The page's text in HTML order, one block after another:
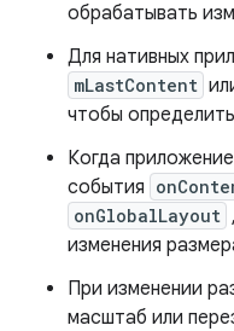
обрабатывать
Для нативных
mLastContent
чтобы
Когда
события
onGlobalLayout
изменения
При изменении
масштаб или